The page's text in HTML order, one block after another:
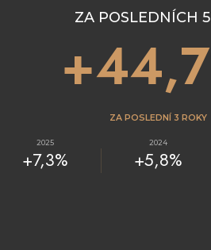
ZA POSLEDNÍCH
ZA POSLEDNÍ 3 ROKY
2025
+7,3%
2024
+5,8%